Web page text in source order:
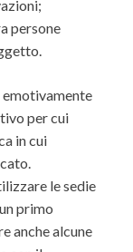
persone
per cui
in cui
le sedie
primo
anche alcune